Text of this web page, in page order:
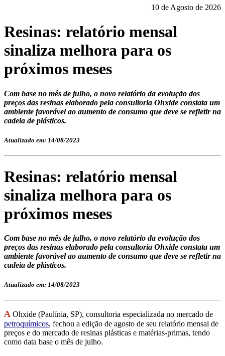
10 de Agosto de 2026
Resinas: relatório mensal
sinaliza melhora para os
próximos meses
Com base no mês de julho, o novo relatório da evolução dos
preços das resinas elaborado pela consultoria Ohxide constata um
ambiente favorável ao aumento de consumo que deve se refletir na
cadeia de plásticos.
Atualizado em: 14/08/2023
Resinas: relatório mensal
sinaliza melhora para os
próximos meses
Com base no mês de julho, o novo relatório da evolução dos
preços das resinas elaborado pela consultoria Ohxide constata um
ambiente favorável ao aumento de consumo que deve se refletir na
cadeia de plásticos.
Atualizado em: 14/08/2023
A Ohxide (Paulínia, SP), consultoria especializada no mercado de
petroquímicos, fechou a edição de agosto de seu relatório mensal de
preços e do mercado de resinas plásticas e matérias-primas, tendo
como data base o mês de julho.